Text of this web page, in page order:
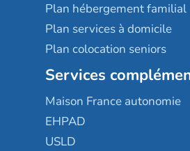
Plan hébergement familial
Plan services à domicile
Plan colocation seniors
Services
Maison France autonomie
EHPAD
USLD